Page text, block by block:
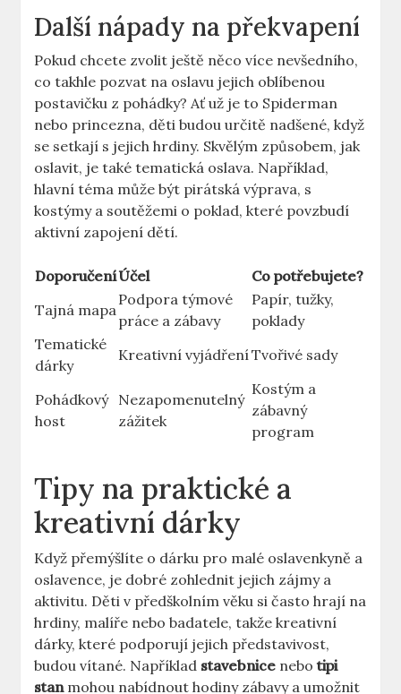
Další nápady na překvapení
Pokud chcete zvolit ještě něco více nevšedního,
co​ takhle⁣ pozvat na oslavu jejich oblíbenou
postavičku z pohádky? Ať už je to Spiderman
nebo princezna, děti budou určitě nadšené, když‌
se ​setkají s jejich hrdiny. Skvělým způsobem, jak
oslavit, je také tematická ⁣oslava. ‍Například,
hlavní téma může být pirátská výprava, s
kostýmy a soutěžemi o ‍poklad, které povzbudí
aktivní zapojení dětí.
DoporučeníÚčel
Co potřebujete?
Tajná mapa
Podpora týmové
práce a zábavy
Papír, tužky,
‌poklady
Tematické
dárky
Kreativní vyjádřeníTvořivé sady
Pohádkový
host
Nezapomenutelný
zážitek
Kostým a
zábavný
program
Tipy na praktické a
⁤kreativní dárky
Když přemýšlíte o dárku pro malé oslavenkyně a
oslavence, je dobré zohlednit jejich‍ zájmy a⁣
aktivitu. Děti v předškolním ⁣věku si často hrají na
hrdiny,⁢ malíře nebo badatele, takže kreativní
dárky, které podporují⁢ jejich představivost,
budou vítané. Například stavebnice nebotipi
stan​mohou nabídnout hodiny zábavy a umožnit